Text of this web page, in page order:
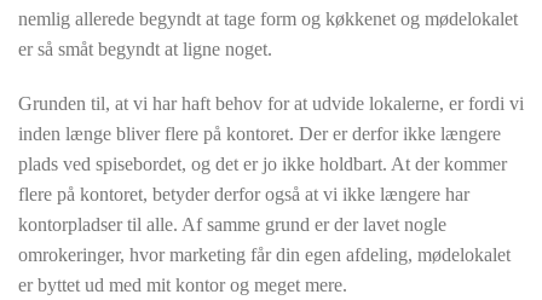
nemlig allerede begyndt at tage form og køkkenet og mødelokalet
er så småt begyndt at ligne noget.
Grunden til, at vi har haft behov for at udvide lokalerne, er fordi vi
inden længe bliver flere på kontoret. Der er derfor ikke længere
plads ved spisebordet, og det er jo ikke holdbart. At der kommer
flere på kontoret, betyder derfor også at vi ikke længere har
kontorpladser til alle. Af samme grund er der lavet nogle
omrokeringer, hvor marketing får din egen afdeling, mødelokalet
er byttet ud med mit kontor og meget mere.